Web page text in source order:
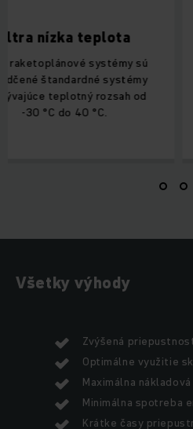
teplota
systémy sú
systémy
rozsah od
do 40 °C.
Všetky výhody
Zvýšená
Optimálne využitie
Maximálna
Minimálna spotreba
Krátke časy